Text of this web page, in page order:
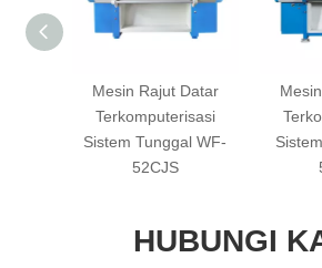
Mesin Rajut Datar
Terkomputerisasi
Sistem Tunggal WF-
52CJS
HUBUNGI